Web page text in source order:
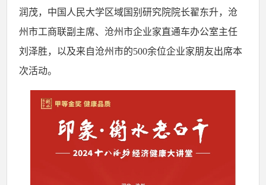
润茂，中国人民大学区域国别研究院院长翟东升，沧
州市工商联副主席、沧州市企业家直通车办公室主任
刘泽胜，以及来自沧州市的500余位企业家朋友出席本
次活动。